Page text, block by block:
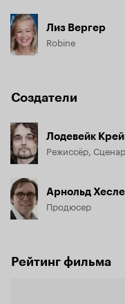
Лиз Вергер
Robine
Создатели
Лодевейк
Режиссёр,
Арнольд
Продюсер
Рейтинг фильма